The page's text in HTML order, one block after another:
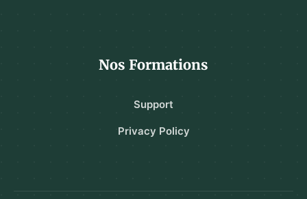
Nos Formations
Support
Privacy Policy